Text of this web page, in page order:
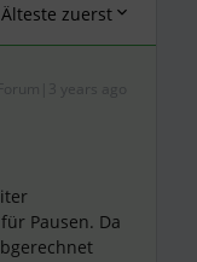
Älteste zuerst
Pausen. Da